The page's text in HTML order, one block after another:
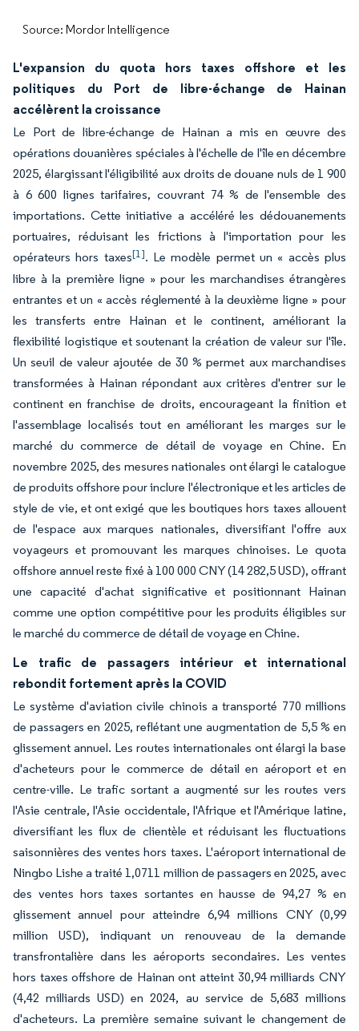
Source: Mordor Intelligence
L'expansion du quota hors taxes offshore et les
politiques du Port de libre-échange de Hainan
accélèrent la croissance
Le Port de libre-échange de Hainan a mis en œuvre des
opérations douanières spéciales à l'échelle de l'île en décembre
2025, élargissant l'éligibilité aux droits de douane nuls de 1 900
à 6 600 lignes tarifaires, couvrant 74 % de l'ensemble des
importations. Cette initiative a accéléré les dédouanements
portuaires, réduisant les frictions à l'importation pour les
opérateurs hors taxes[1]. Le modèle permet un « accès plus
libre à la première ligne » pour les marchandises étrangères
entrantes et un « accès réglementé à la deuxième ligne » pour
les transferts entre Hainan et le continent, améliorant la
flexibilité logistique et soutenant la création de valeur sur l'île.
Un seuil de valeur ajoutée de 30 % permet aux marchandises
transformées à Hainan répondant aux critères d'entrer sur le
continent en franchise de droits, encourageant la finition et
l'assemblage localisés tout en améliorant les marges sur le
marché du commerce de détail de voyage en Chine. En
novembre 2025, des mesures nationales ont élargi le catalogue
de produits offshore pour inclure l'électronique et les articles de
style de vie, et ont exigé que les boutiques hors taxes allouent
de l'espace aux marques nationales, diversifiant l'offre aux
voyageurs et promouvant les marques chinoises. Le quota
offshore annuel reste fixé à 100 000 CNY (14 282,5 USD), offrant
une capacité d'achat significative et positionnant Hainan
comme une option compétitive pour les produits éligibles sur
le marché du commerce de détail de voyage en Chine.
Le trafic de passagers intérieur et international
rebondit fortement après la COVID
Le système d'aviation civile chinois a transporté 770 millions
de passagers en 2025, reflétant une augmentation de 5,5 % en
glissement annuel. Les routes internationales ont élargi la base
d'acheteurs pour le commerce de détail en aéroport et en
centre-ville. Le trafic sortant a augmenté sur les routes vers
l'Asie centrale, l'Asie occidentale, l'Afrique et l'Amérique latine,
diversifiant les flux de clientèle et réduisant les fluctuations
saisonnières des ventes hors taxes. L'aéroport international de
Ningbo Lishe a traité 1,0711 million de passagers en 2025, avec
des ventes hors taxes sortantes en hausse de 94,27 % en
glissement annuel pour atteindre 6,94 millions CNY (0,99
million USD), indiquant un renouveau de la demande
transfrontalière dans les aéroports secondaires. Les ventes
hors taxes offshore de Hainan ont atteint 30,94 milliards CNY
(4,42 milliards USD) en 2024, au service de 5,683 millions
d'acheteurs. La première semaine suivant le changement de